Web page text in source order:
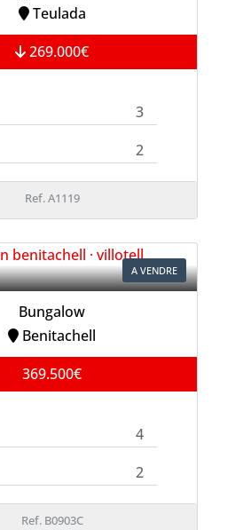
Teulada
269.000€
3
2
Ref. A1119
A VENDRE
Bungalow
Benitachell
369.500€
4
2
Ref. B0903C